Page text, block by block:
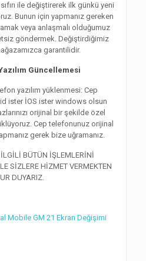
sıfırı ile değiştirerek ilk günkü yeni
Bunun için yapmanız gereken
veya anlaşmalı olduğumuz
göndermek. Değiştirdiğimiz
garantilidir.
Güncellemesi
yazılım yüklenmesi: Cep
ister İOS ister windows olsun
orijinal bir şekilde özel
Cep telefonunuz orijinal
gerek bize uğramanız.
İLGİLİ BÜTÜN İŞLEMLERİNİ
SİZLERE HİZMET VERMEKTEN
DUYARIZ.
Mobile GM 21 Ekran Değişimi